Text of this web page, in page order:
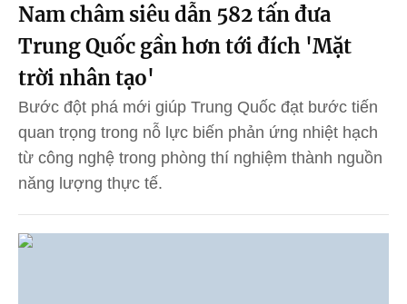
Nam châm siêu dẫn 582 tấn đưa
Trung Quốc gần hơn tới đích 'Mặt
trời nhân tạo'
Bước đột phá mới giúp Trung Quốc đạt bước tiến
quan trọng trong nỗ lực biến phản ứng nhiệt hạch
từ công nghệ trong phòng thí nghiệm thành nguồn
năng lượng thực tế.